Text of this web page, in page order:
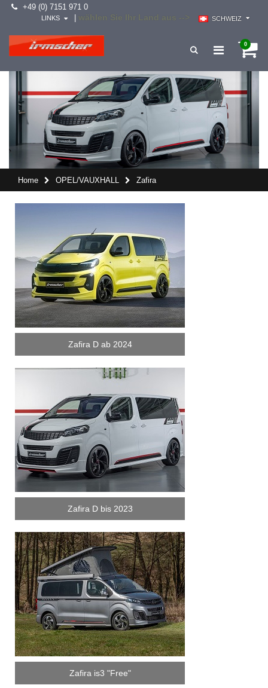
+49 (0) 7151 971 0
SCHWEIZ
LINKS
0
Home OPEL/VAUXHALL Zafira
Zafira D ab 2024
Zafira D bis 2023
Zafira is3 "Free"